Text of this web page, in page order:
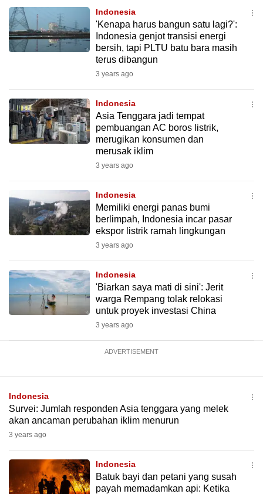
Indonesia
'Kenapa harus bangun satu lagi?':
Indonesia genjot transisi energi
bersih, tapi PLTU batu bara masih
terus dibangun
3 years ago
Indonesia
Asia Tenggara jadi tempat
pembuangan AC boros listrik,
merugikan konsumen dan
merusak iklim
3 years ago
Indonesia
Memiliki energi panas bumi
berlimpah, Indonesia incar pasar
ekspor listrik ramah lingkungan
3 years ago
Indonesia
'Biarkan saya mati di sini': Jerit
warga Rempang tolak relokasi
untuk proyek investasi China
3 years ago
ADVERTISEMENT
Indonesia
Survei: Jumlah responden Asia tenggara yang melek
akan ancaman perubahan iklim menurun
3 years ago
Indonesia
Batuk bayi dan petani yang susah
payah memadamkan api: Ketika
experience,
download
the
mobile
Upgraded
but
still
having